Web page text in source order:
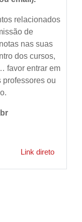
relacionados
de
nas suas
dos cursos,
favor entrar em
professores ou
Link direto